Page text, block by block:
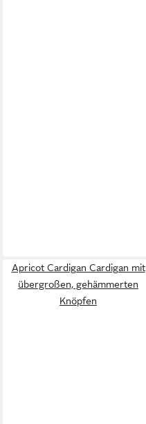
Apricot Cardigan Cardigan mit
übergroßen, gehämmerten
Knöpfen